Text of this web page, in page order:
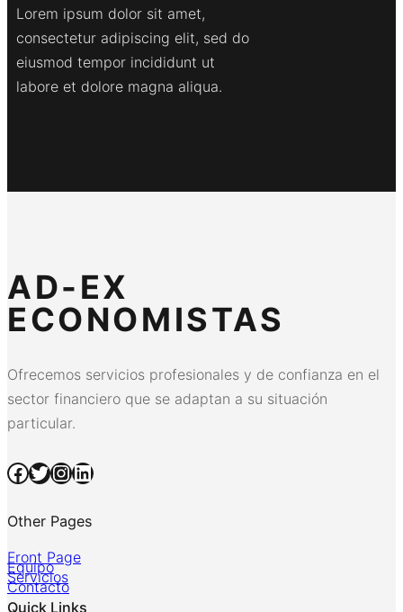
Lorem ipsum dolor sit amet,
consectetur adipiscing elit, sed do
eiusmod tempor incididunt ut
labore et dolore magna aliqua.
AD-EX
ECONOMISTAS
Ofrecemos servicios profesionales y de confianza en el
sector financiero que se adaptan a su situación
particular.
Facebook Twitter InstagramLinkedIn
Other Pages
Front Page
Equipo
Servicios
Contacto
Quick Links